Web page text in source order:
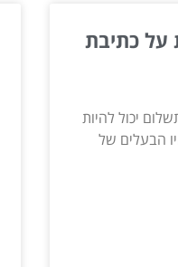
כתיבת
יכול להיות
הבעלים של